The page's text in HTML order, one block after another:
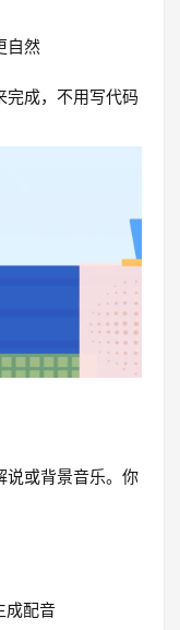
自然
完成，不用写代码
说或背景音乐。你
成配音